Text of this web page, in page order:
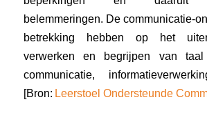
belemmeringen. De communicatie-
betrekking hebben op het
verwerken en begrijpen van
communicatie,
[Bron: Leerstoel Ondersteunde